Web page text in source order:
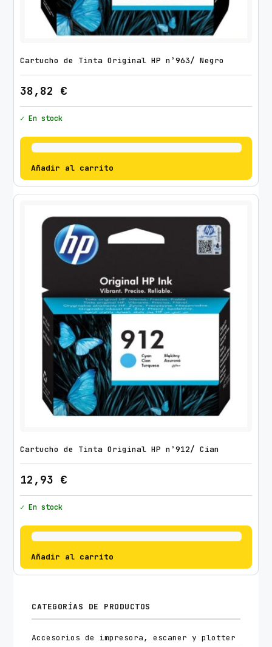
Cartucho de Tinta Original HP nº963/ Negro
38,82 €
✓ En stock
Añadir al carrito
Cartucho de Tinta Original HP nº912/ Cian
12,93 €
✓ En stock
Añadir al carrito
CATEGORÍAS DE PRODUCTOS
Accesorios de impresora, escaner y plotter